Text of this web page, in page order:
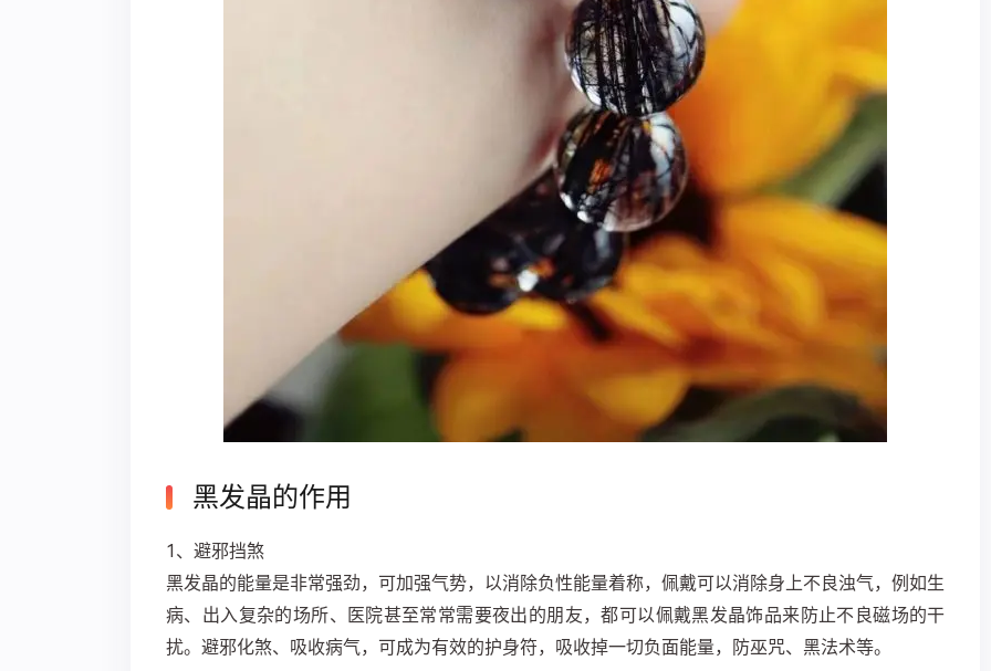
黑发晶的作用
1、避邪挡煞
黑发晶的能量是非常强劲，可加强气势，以消除负性能量着称，佩戴可以消除身上不良浊气，例如生
病、出入复杂的场所、医院甚至常常需要夜出的朋友，都可以佩戴黑发晶饰品来防止不良磁场的干
扰。避邪化煞、吸收病气，可成为有效的护身符，吸收掉一切负面能量，防巫咒、黑法术等。